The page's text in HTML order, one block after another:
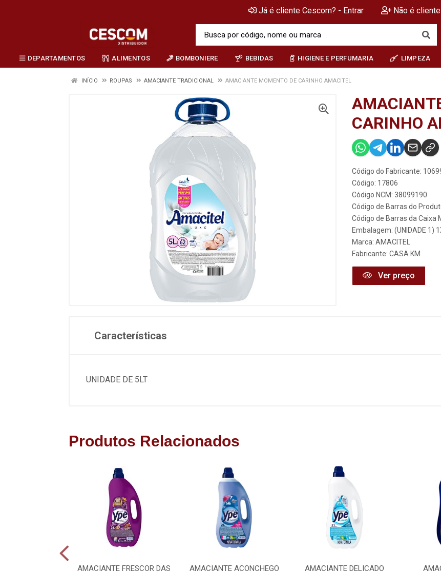
Já é cliente Cescom? - Entrar Não é
DEPARTAMENTOS ALIMENTOS BOMBONIERE BEBIDAS HIGIENE E PERFUMARIA LIMPEZA
INÍCIO ROUPAS AMACIANTE TRADICIONAL AMACIANTE MOMENTO DE CARINHO AMACITEL
CARINHO
Código do Fabricante:
Código: 17806
Código NCM: 38099190
Código de Barras do
Código de Barras da Caixa
Embalagem: (UNIDADE 1)
Marca: AMACITEL
Fabricante: CASA KM
Ver preço
Características
UNIDADE DE 5LT
Produtos Relacionados
AMACIANTE FRESCOR DAS
AMACIANTE ACONCHEGO
AMACIANTE DELICADO